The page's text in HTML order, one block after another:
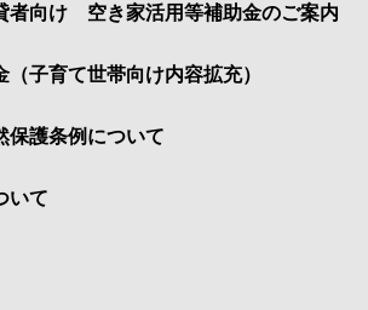
者向け 空き家活用等補助金のご案内
子育て世帯向け内容拡充）
保護条例について
いて